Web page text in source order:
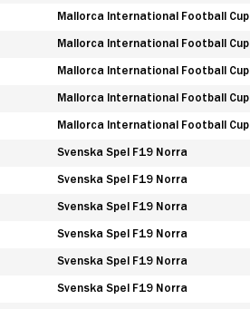
Mallorca International Football Cup
Mallorca International Football Cup
Mallorca International Football Cup
Mallorca International Football Cup
Mallorca International Football Cup
Svenska Spel F19 Norra
Svenska Spel F19 Norra
Svenska Spel F19 Norra
Svenska Spel F19 Norra
Svenska Spel F19 Norra
Svenska Spel F19 Norra